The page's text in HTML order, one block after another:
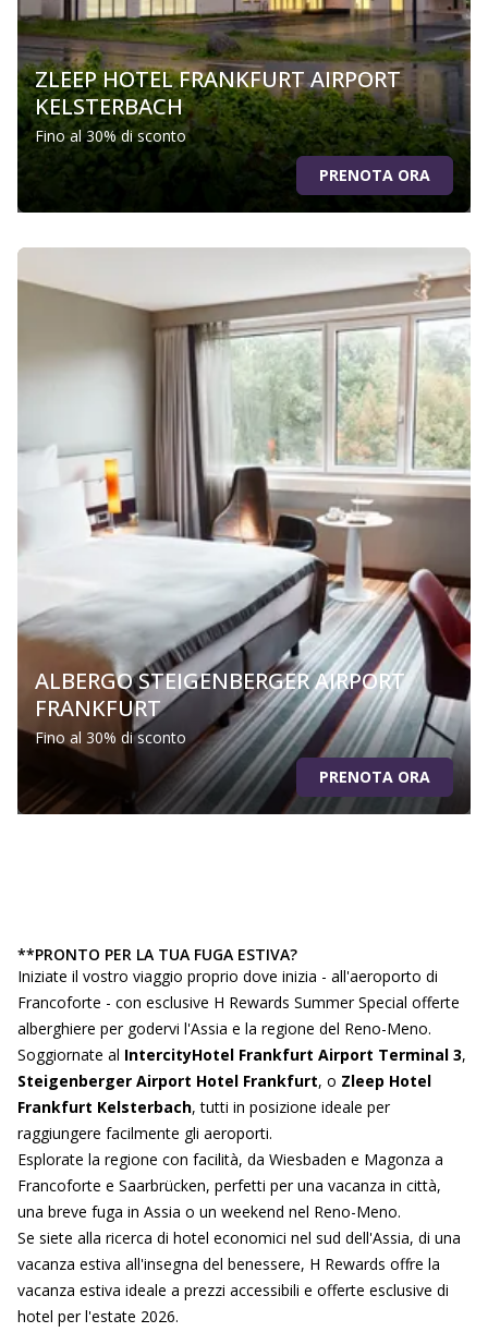
ZLEEP HOTEL FRANKFURT AIRPORT
KELSTERBACH
Fino al 30% di sconto
PRENOTA ORA
ALBERGO STEIGENBERGER AIRPORT
FRANKFURT
Fino al 30% di sconto
PRENOTA ORA
**PRONTO PER LA TUA FUGA ESTIVA?
Iniziate il vostro viaggio proprio dove inizia - all'aeroporto di
Francoforte - con esclusive H Rewards Summer Special offerte
alberghiere per godervi l'Assia e la regione del Reno-Meno.
Soggiornate al IntercityHotel Frankfurt Airport Terminal 3,
Steigenberger Airport Hotel Frankfurt, o Zleep Hotel
Frankfurt Kelsterbach, tutti in posizione ideale per
raggiungere facilmente gli aeroporti.
Esplorate la regione con facilità, da Wiesbaden e Magonza a
Francoforte e Saarbrücken, perfetti per una vacanza in città,
una breve fuga in Assia o un weekend nel Reno-Meno.
Se siete alla ricerca di hotel economici nel sud dell'Assia, di una
vacanza estiva all'insegna del benessere, H Rewards offre la
vacanza estiva ideale a prezzi accessibili e offerte esclusive di
hotel per l'estate 2026.